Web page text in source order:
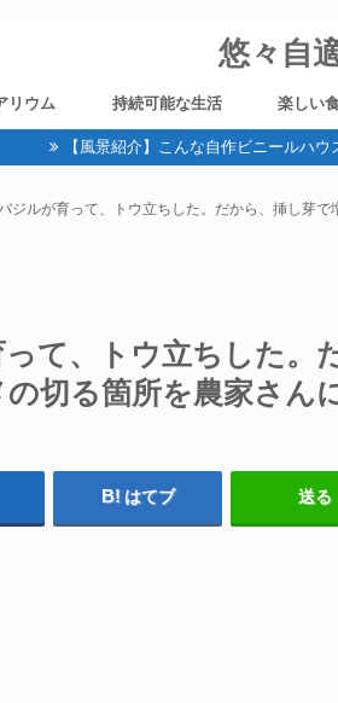
悠々自
リウム 持続可能な生活
野菜作り
健康
ガジェット・デジタル機器
旅
ブログ運営
楽しい
燻製
炭酸
ビール造
【風景紹介】こんな自作ビニールハ
ジルが育って、トウ立ちした。だから、挿し芽
て、トウ立ちした。
切る箇所を農家さん
はてブ 送る